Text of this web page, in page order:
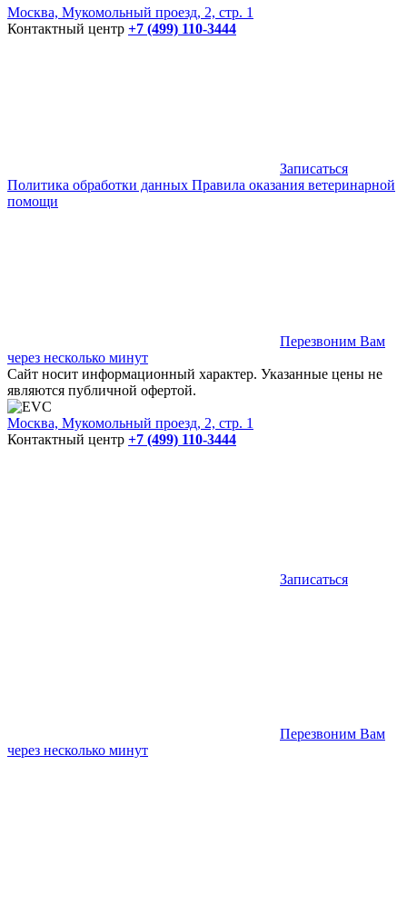
Москва, Мукомольный проезд, 2, стр. 1
Контактный центр +7 (499) 110-3444
Записаться
Политика обработки данных Правила оказания ветеринарной
помощи
Перезвоним Вам
через несколько минут
Сайт носит информационный характер. Указанные цены не
являются публичной офертой.
Москва, Мукомольный проезд, 2, стр. 1
Контактный центр +7 (499) 110-3444
Записаться
Перезвоним Вам
через несколько минут